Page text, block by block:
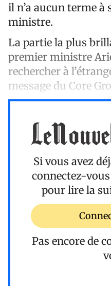
il n’a aucun terme
ministre.
La partie la plus
premier ministre
rechercher à
message du Core
Si vous avez
connectez-vous
pour lire la
Pas encore de